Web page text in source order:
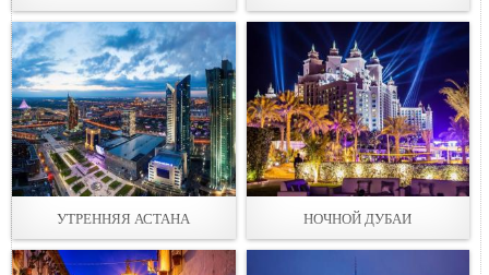
УТРЕННЯЯ АСТАНА НОЧНОЙ ДУБАИ